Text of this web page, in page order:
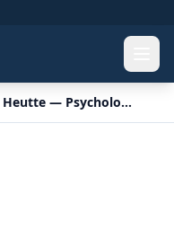
Valérie Heutte — Psychologue à Rouen